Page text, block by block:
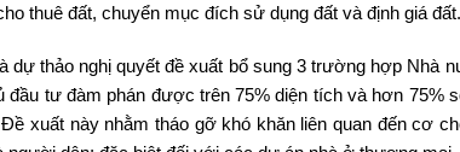
thuê đất, chuyển mục đích sử dụng đất và định giá đất.
dự thảo nghị quyết đề xuất bổ sung 3 trường hợp Nhà
tư đàm phán được trên 75% diện tích và hơn 75%
xuất này nhằm tháo gỡ khó khăn liên quan đến cơ